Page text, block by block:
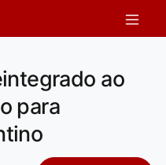
ao
para